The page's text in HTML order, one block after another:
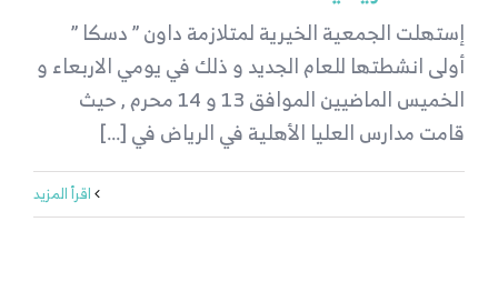
إستهلت الجمعية الخيرية لمتلازمة داون ” دسكا ”
أولى انشطتها للعام الجديد و ذلك في يومي الاربعاء و
الخميس الماضيين الموافق 13 و 14 محرم , حيث
قامت مدارس العليا الأهلية في الرياض في [...]